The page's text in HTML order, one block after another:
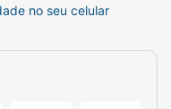
no seu celular